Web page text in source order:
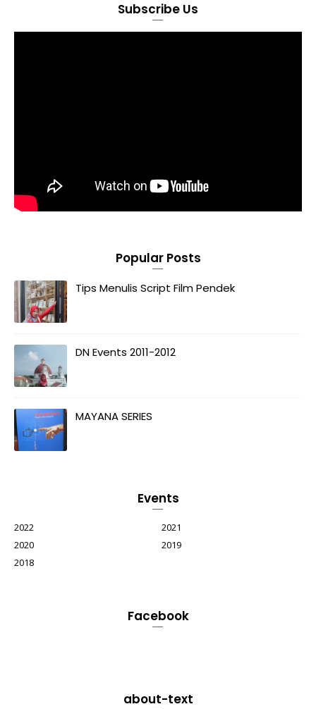
Subscribe Us
Popular Posts
Tips Menulis Script Film Pendek
DN Events 2011-2012
MAYANA SERIES
Events
2022
2021
2020
2019
2018
Facebook
about-text